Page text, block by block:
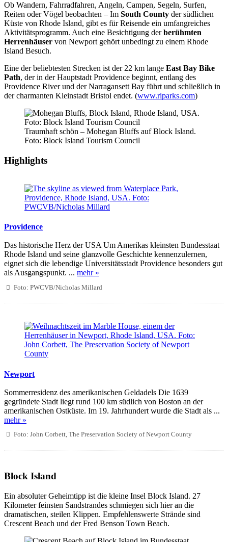
Ob Wandern, Fahrradfahren, Angeln, Campen, Segeln, Surfen,
Reiten oder Vögel beobachten – Im South County der südlichen
Küste von Rhode Island, gibt es für Reisende ein umfangreiches
Aktivitätsprogramm. Auch eine Besichtigung derberühmten
Herrenhäuser von Newport gehört unbedingt zu einem Rhode
Island Besuch.
Eine der beliebtesten Strecken ist der 22 km lange East Bay Bike
Path, der in der Hauptstadt Providence beginnt, entlang des
Providence River und der Narragansett Bay führt und schließlich in
der charmanten Kleinstadt Bristol endet. (www.riparks.com)
Traumhaft schön – Mohegan Bluffs auf Block Island.
Foto: Block Island Tourism Council
Highlights
Providence
Das historische Herz der USA Um Amerikas kleinsten Bundesstaat
Rhode Island und seine glanzvolle Geschichte kennenzulernen,
eignet sich die lebendige Universitätsstadt Providence besonders gut
als Ausgangspunkt. ... mehr »
Foto: PWCVB/Nicholas Millard
Newport
Sommerresidenz des amerikanischen Geldadels Die 1639
gegründete Stadt liegt rund 100 km südlich von Boston an der
amerikanischen Ostküste. Im 19. Jahrhundert wurde die Stadt als ...
mehr »
Foto: John Corbett, The Preservation Society of Newport County
Block Island
Ein absoluter Geheimtipp ist die kleine Insel Block Island. 27
Kilometer feinsten Sandstrandes schmiegen sich hier an die
dramatischen, steilen Klippen. Empfehlenswerte Strände sind
Crescent Beach und der Fred Benson Town Beach.